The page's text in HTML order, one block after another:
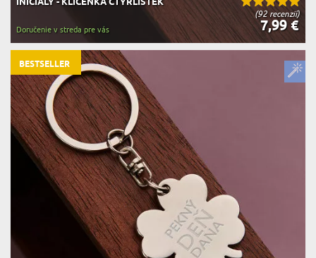
(92 recenzií)
7,99 €
Doručenie v streda pre vás
BESTSELLER